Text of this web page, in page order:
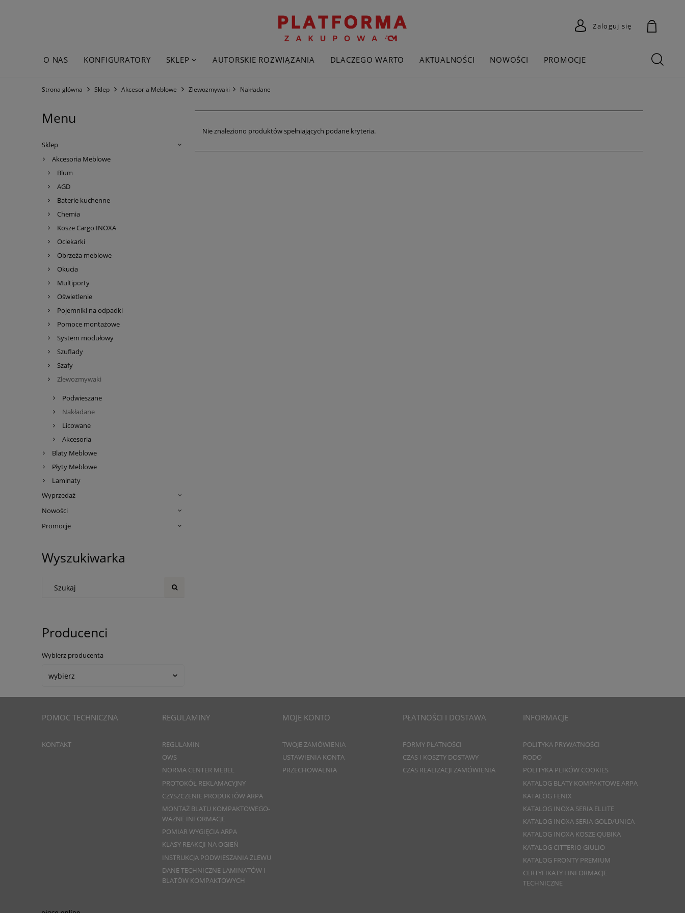
Zaloguj się
O NAS KONFIGURATORY SKLEP AUTORSKIE ROZWIĄZANIA DLACZEGO WARTO AKTUALNOŚCI NOWOŚCI PROMOCJE
WYPRZEDAŻE
Strona główna Sklep Akcesoria Meblowe Zlewozmywaki Nakładane
Menu
Sklep
Akcesoria Meblowe
Blum
AGD
Baterie kuchenne
Chemia
Kosze Cargo INOXA
Ociekarki
Obrzeża meblowe
Okucia
Multiporty
Oświetlenie
Pojemniki na odpadki
Pomoce montażowe
System modułowy
Szuflady
Szafy
Zlewozmywaki
Podwieszane
Nakładane
Licowane
Akcesoria
Blaty Meblowe
Płyty Meblowe
Laminaty
Wyprzedaż
Nowości
Promocje
Wyszukiwarka
Producenci
Wybierz producenta
Nie znaleziono produktów spełniających podane kryteria.
POMOC TECHNICZNA
KONTAKT
REGULAMINY
REGULAMIN
OWS
NORMA CENTER MEBEL
PROTOKÓŁ REKLAMACYJNY
CZYSZCZENIE PRODUKTÓW ARPA
MONTAŻ BLATU KOMPAKTOWEGO-
WAŻNE INFORMACJE
POMIAR WYGIĘCIA ARPA
KLASY REAKCJI NA OGIEŃ
INSTRUKCJA PODWIESZANIA ZLEWU
DANE TECHNICZNE LAMINATÓW I
BLATÓW KOMPAKTOWYCH
MOJE KONTO
TWOJE ZAMÓWIENIA
USTAWIENIA KONTA
PRZECHOWALNIA
PŁATNOŚCI I DOSTAWA
FORMY PŁATNOŚCI
CZAS I KOSZTY DOSTAWY
CZAS REALIZACJI ZAMÓWIENIA
INFORMACJE
POLITYKA PRYWATNOŚCI
RODO
POLITYKA PLIKÓW COOKIES
KATALOG BLATY KOMPAKTOWE ARPA
KATALOG FENIX
KATALOG INOXA SERIA ELLITE
KATALOG INOXA SERIA GOLD/UNICA
KATALOG INOXA KOSZE QUBIKA
KATALOG CITTERIO GIULIO
KATALOG FRONTY PREMIUM
CERTYFIKATY I INFORMACJE
TECHNICZNE